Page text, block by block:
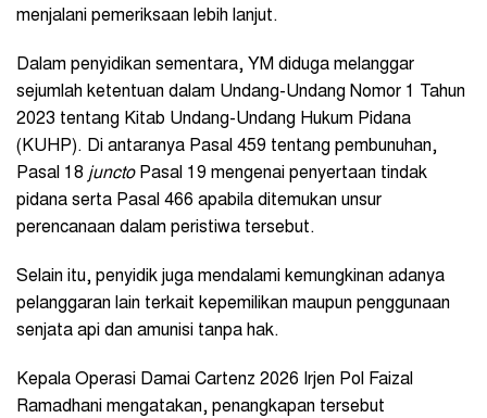
menjalani pemeriksaan lebih lanjut.
Dalam penyidikan sementara, YM diduga melanggar
sejumlah ketentuan dalam Undang-Undang Nomor 1 Tahun
2023 tentang Kitab Undang-Undang Hukum Pidana
(KUHP). Di antaranya Pasal 459 tentang pembunuhan,
Pasal 18 junctoPasal 19 mengenai penyertaan tindak
pidana serta Pasal 466 apabila ditemukan unsur
perencanaan dalam peristiwa tersebut.
Selain itu, penyidik juga mendalami kemungkinan adanya
pelanggaran lain terkait kepemilikan maupun penggunaan
senjata api dan amunisi tanpa hak.
Kepala Operasi Damai Cartenz 2026 Irjen Pol Faizal
Ramadhani mengatakan, penangkapan tersebut